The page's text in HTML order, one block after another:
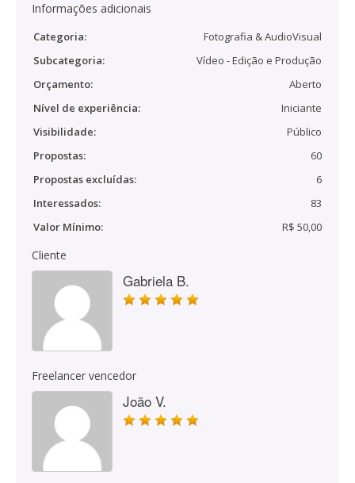
Informações adicionais
Categoria:
Fotografia & AudioVisual
Subcategoria:
Vídeo - Edição e Produção
Orçamento:
Aberto
Nível de experiência:
Iniciante
Visibilidade:
Público
Propostas:
60
Propostas excluídas:
6
Interessados:
83
Valor Mínimo:
R$ 50,00
Cliente
Gabriela B.
Freelancer vencedor
João V.